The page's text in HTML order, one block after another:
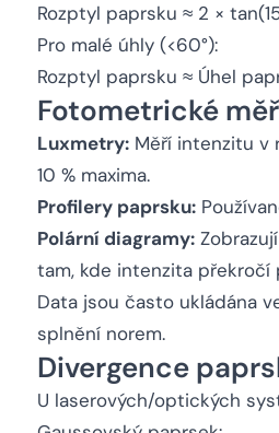
Rozptyl paprsku ≈ 2 ×
Pro malé úhly (<60°):
Rozptyl paprsku ≈ Úhel
Fotometrické
Luxmetry: Měří intenzitu v
10 % maxima.
Profilery paprsku:
Polární diagramy:
tam, kde intenzita překročí
Data jsou často ukládána
splnění norem.
Divergence
U laserových/optických